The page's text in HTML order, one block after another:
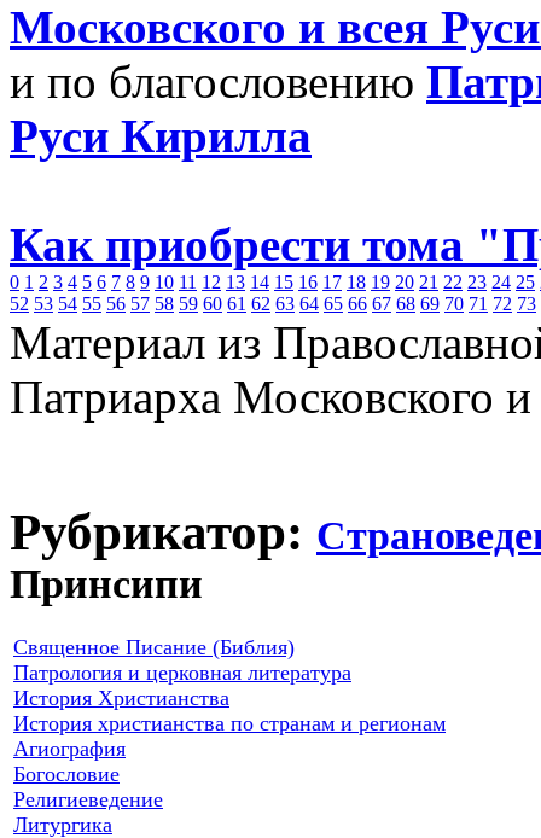
Московского и всея
и по благословению
Руси Кирилла
Как приобрести тома
0 1 2 3 4 5 6 7 8 9 10 11 12 13 14 15 16 17 18 19 20 21 22 23 24 25
52 53 54 55 56 57 58 59 60 61 62 63 64 65 66 67 68 69 70 71 72 73
Материал из
Патриарха Московского
Рубрикатор:
Принсипи
Священное Писание (Библия)
Патрология и церковная литература
История Христианства
История христианства по странам и регионам
Агиография
Богословие
Религиеведение
Литургика